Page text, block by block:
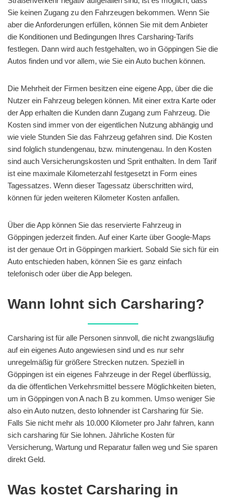
Sie keinen Zugang zu den Fahrzeugen bekommen. Wenn Sie
aber die Anforderungen erfüllen, können Sie mit dem Anbieter
die Konditionen und Bedingungen Ihres Carsharing-Tarifs
festlegen. Dann wird auch festgehalten, wo in Göppingen Sie die
Autos finden und vor allem, wie Sie ein Auto buchen können.
Die Mehrheit der Firmen besitzen eine eigene App, über die die
Nutzer ein Fahrzeug belegen können. Mit einer extra Karte oder
der App erhalten die Kunden dann Zugang zum Fahrzeug. Die
Kosten sind immer von der eigentlichen Nutzung abhängig und
wie viele Stunden Sie das Fahrzeug gefahren sind. Die Kosten
sind folglich stundengenau, bzw. minutengenau. In den Kosten
sind auch Versicherungskosten und Sprit enthalten. In dem Tarif
ist eine maximale Kilometerzahl festgesetzt in Form eines
Tagessatzes. Wenn dieser Tagessatz überschritten wird,
können für jeden weiteren Kilometer Kosten anfallen.
Über die App können Sie das reservierte Fahrzeug in
Göppingen jederzeit finden. Auf einer Karte über Google-Maps
ist der genaue Ort in Göppingen markiert. Sobald Sie sich für ein
Auto entschieden haben, können Sie es ganz einfach
telefonisch oder über die App belegen.
Wann lohnt sich Carsharing?
Carsharing ist für alle Personen sinnvoll, die nicht zwangsläufig
auf ein eigenes Auto angewiesen sind und es nur sehr
unregelmäßig für größere Strecken nutzen. Speziell in
Göppingen ist ein eigenes Fahrzeuge in der Regel überflüssig,
da die öffentlichen Verkehrsmittel bessere Möglichkeiten bieten,
um in Göppingen von A nach B zu kommen. Umso weniger Sie
also ein Auto nutzen, desto lohnender ist Carsharing für Sie.
Falls Sie nicht mehr als 10.000 Kilometer pro Jahr fahren, kann
sich carsharing für Sie lohnen. Jährliche Kosten für
Versicherung, Wartung und Reparatur fallen weg und Sie sparen
direkt Geld.
Was kostet Carsharing in